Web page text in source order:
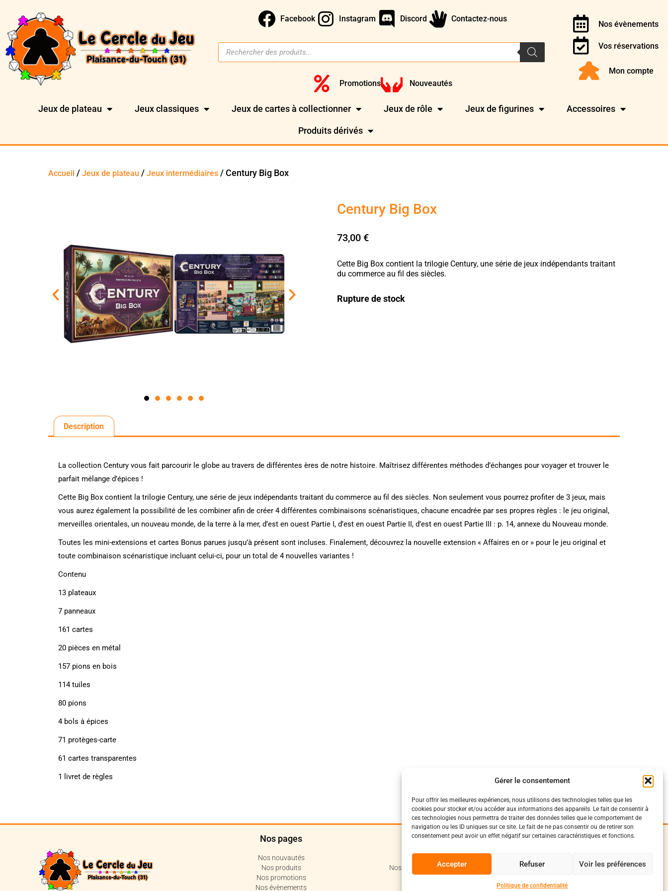
Gérer le consentement
Pour offrir les meilleures expériences, nous utilisons des technologies telles que les
cookies pour stocker et/ou accéder aux informations des appareils. Le fait de consentir à
ces technologies nous permettra de traiter des données telles que le comportement de
navigation ou les ID uniques sur ce site. Le fait de ne pas consentir ou de retirer son
consentement peut avoir un effet négatif sur certaines caractéristiques et fonctions.
Accepter Refuser Voir les préférences
Politique de confidentialité
Facebook Instagram Discord Contactez-nous
Promotions Nouveautés
Nos évènements
Vos réservations
Mon compte
Jeux de plateau Jeux classiques Jeux de cartes à collectionner Jeux de rôle Jeux de figurines Accessoires
Produits dérivés
Accueil /Jeux de plateau /Jeux intermédiaires / Century Big Box
Century Big Box
73,00 €
Cette Big Box contient la trilogie Century, une série de jeux indépendants traitant
du commerce au fil des siècles.
Rupture de stock
Description
La collection Century vous fait parcourir le globe au travers de différentes ères de notre histoire. Maîtrisez différentes méthodes d’échanges pour voyager et trouver le
parfait mélange d’épices !
Cette Big Box contient la trilogie Century, une série de jeux indépendants traitant du commerce au fil des siècles. Non seulement vous pourrez profiter de 3 jeux, mais
vous aurez également la possibilité de les combiner afin de créer 4 différentes combinaisons scénaristiques, chacune encadrée par ses propres règles : le jeu original,
merveilles orientales, un nouveau monde, de la terre à la mer, d’est en ouest Partie I, d’est en ouest Partie II, d’est en ouest Partie III : p. 14, annexe du Nouveau monde.
Toutes les mini-extensions et cartes Bonus parues jusqu’à présent sont incluses. Finalement, découvrez la nouvelle extension « Affaires en or » pour le jeu original et
toute combinaison scénaristique incluant celui-ci, pour un total de 4 nouvelles variantes !
Contenu
13 plateaux
7 panneaux
161 cartes
20 pièces en métal
157 pions en bois
114 tuiles
80 pions
4 bols à épices
71 protèges-carte
61 cartes transparentes
1 livret de règles
Nos pages
Nos nouvautés
Nos produits
Nos promotions
Nos évènements
Politiques
Politique de confidentialité
Nos conditions de vente et livraison
Suivez-Nous
Facebook